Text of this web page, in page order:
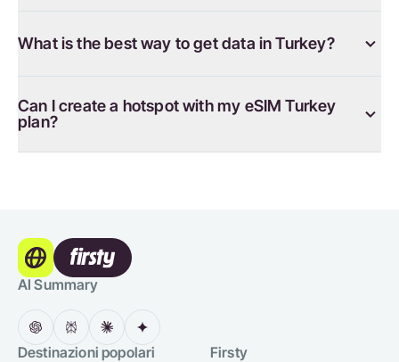
What is the best way to get data in Turkey?
Can I create a hotspot with my eSIM Turkey
plan?
AI Summary
Destinazioni popolari Firsty